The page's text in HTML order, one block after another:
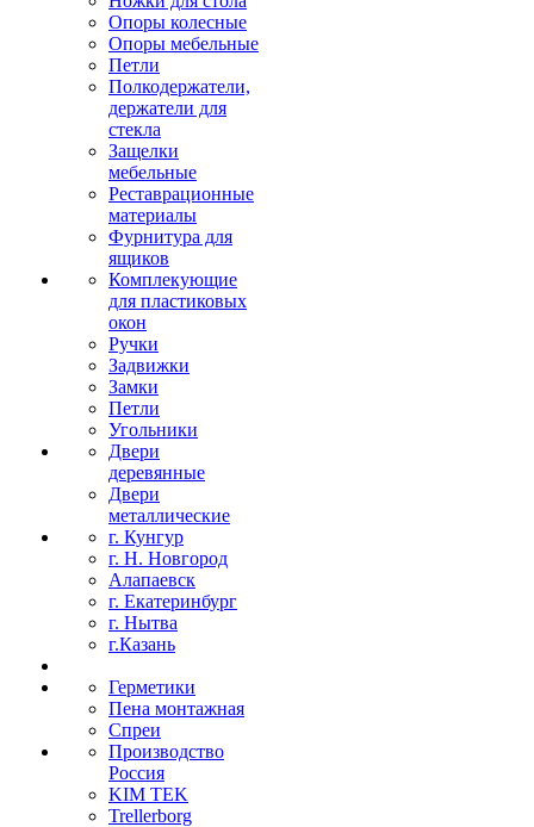
Опоры колесные
Опоры мебельные
Петли
Полкодержатели,
держатели для
стекла
Защелки
мебельные
Реставрационные
материалы
Фурнитура для
ящиков
Комплекующие
для пластиковых
окон
Ручки
Задвижки
Замки
Петли
Угольники
Двери
деревянные
Двери
металлические
г. Кунгур
г. Н. Новгород
Алапаевск
г. Екатеринбург
г. Нытва
г.Казань
Герметики
Пена монтажная
Спреи
Производство
Россия
KIM TEK
Trellerborg